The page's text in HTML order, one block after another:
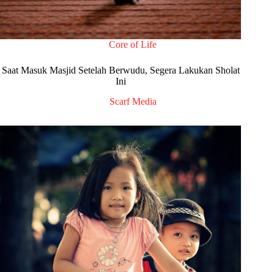
Core of Life
Saat Masuk Masjid Setelah Berwudu, Segera Lakukan Sholat
Ini
Scarf Media